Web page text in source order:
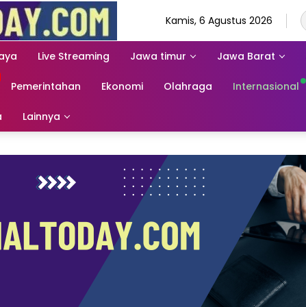
Kamis, 6 Agustus 2026
Live Streaming Jawa timur Jawa Barat
Pemerintahan Ekonomi Olahraga Internasional
Lainnya